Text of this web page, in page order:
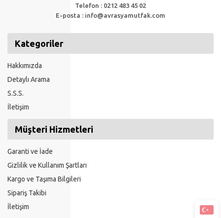
Telefon : 0212 483 45 02
E-posta : info@avrasyamutfak.com
Kategoriler
Hakkımızda
Detaylı Arama
S.S.S.
İletişim
Müşteri Hizmetleri
Garanti ve İade
Gizlilik ve Kullanım Şartları
Kargo ve Taşıma Bilgileri
Sipariş Takibi
İletişim